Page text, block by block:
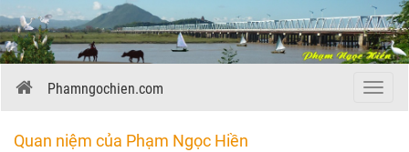
Menu
Phamngochien.com
Quan niệm của Phạm Ngọc Hiền